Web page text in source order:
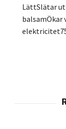
LättSlätar
balsamÖkar